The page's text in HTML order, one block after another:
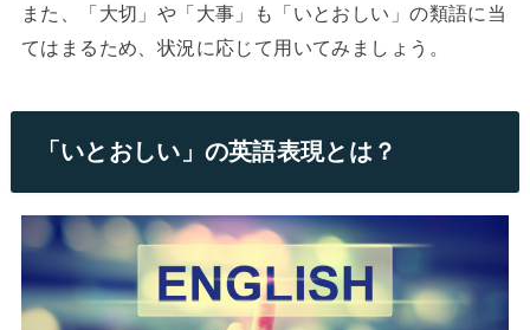
また、「大切」や「大事」も「いとおしい」の類語に当
てはまるため、状況に応じて用いてみましょう。
「いとおしい」の英語表現とは？